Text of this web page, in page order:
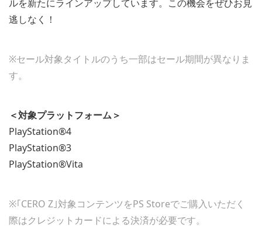
ルを新たにラインアップしています。この機会をぜひお見
逃しなく！
※セール対象タイトルのうち一部はセール期間が異なりま
す。
＜対象プラットフォーム＞
PlayStation®4
PlayStation®3
PlayStation®Vita
※｢CERO Z｣対象コンテンツをPS Storeでご購入いただく
際はクレジットカードによる決済が必要です。